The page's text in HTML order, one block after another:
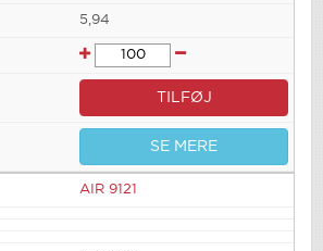
5,94
TILFØJ
SE MERE
AIR 9121